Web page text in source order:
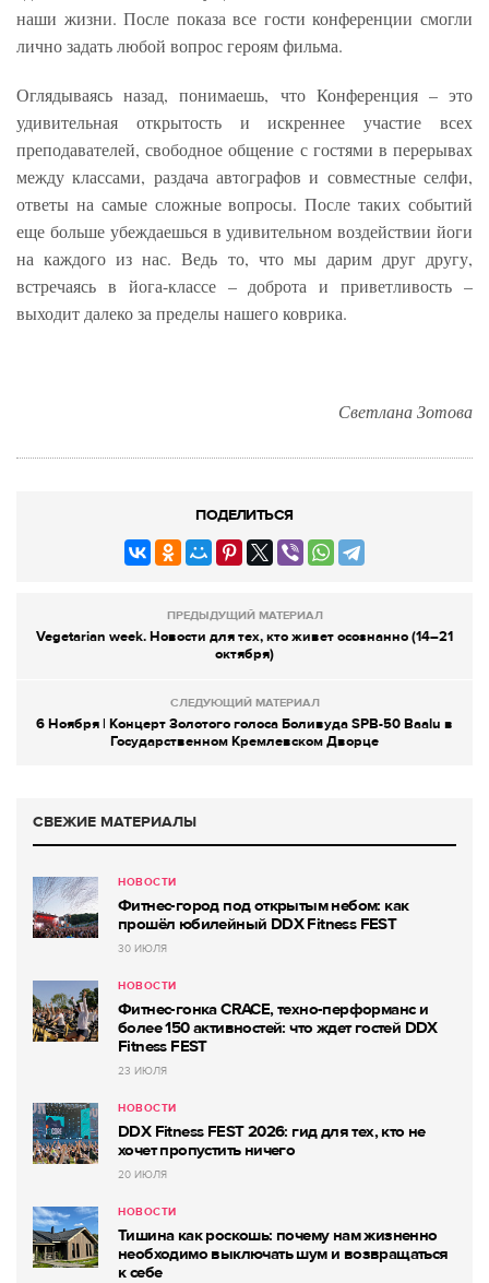
наши жизни. После показа все гости конференции смогли
лично задать любой вопрос героям фильма.
Оглядываясь назад, понимаешь, что Конференция – это
удивительная открытость и искреннее участие всех
преподавателей, свободное общение с гостями в перерывах
между классами, раздача автографов и совместные селфи,
ответы на самые сложные вопросы. После таких событий
еще больше убеждаешься в удивительном воздействии йоги
на каждого из нас. Ведь то, что мы дарим друг другу,
встречаясь в йога-классе – доброта и приветливость –
выходит далеко за пределы нашего коврика.
Светлана Зотова
ПОДЕЛИТЬСЯ
ПРЕДЫДУЩИЙ МАТЕРИАЛ
Vegetarian week. Новости для тех, кто живет осознанно (14–21
октября)
СЛЕДУЮЩИЙ МАТЕРИАЛ
6 Ноября | Концерт Золотого голоса Боливуда SPB-50 Baalu в
Государственном Кремлевском Дворце
СВЕЖИЕ МАТЕРИАЛЫ
НОВОСТИ
Фитнес-город под открытым небом: как
прошёл юбилейный DDX Fitness FEST
30 ИЮЛЯ
НОВОСТИ
Фитнес-гонка CRACE, техно-перформанс и
более 150 активностей: что ждет гостей DDX
Fitness FEST
23 ИЮЛЯ
НОВОСТИ
DDX Fitness FEST 2026: гид для тех, кто не
хочет пропустить ничего
20 ИЮЛЯ
НОВОСТИ
Тишина как роскошь: почему нам жизненно
необходимо выключать шум и возвращаться
к себе